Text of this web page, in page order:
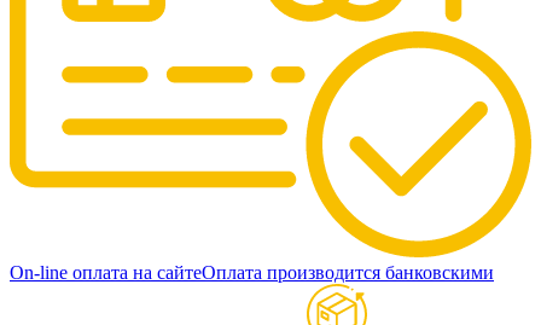
On-line оплата на сайтеОплата производится банковскими